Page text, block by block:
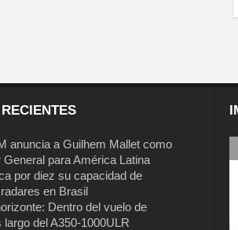
anuncia a Guilhem Mallet como
para América Latina
por diez su capacidad de
en Brasil
Dentro del vuelo de
del A350-1000ULR